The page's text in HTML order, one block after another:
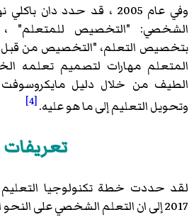
وفي عام 2005 ، قد حدد دان
الشخصي: "التخصيص للمتعلم"
بتخصيص التعلم، "التخصيص من قبل
المتعلم مهارات لتصميم تعلمه
وتحويل التعليم إلى ما هو عليه.[4]
تعريفات
لقد حددت خطة تكنولوجيا التعليم
2017 إلى ان التعلم الشخصي على النحو التالي: